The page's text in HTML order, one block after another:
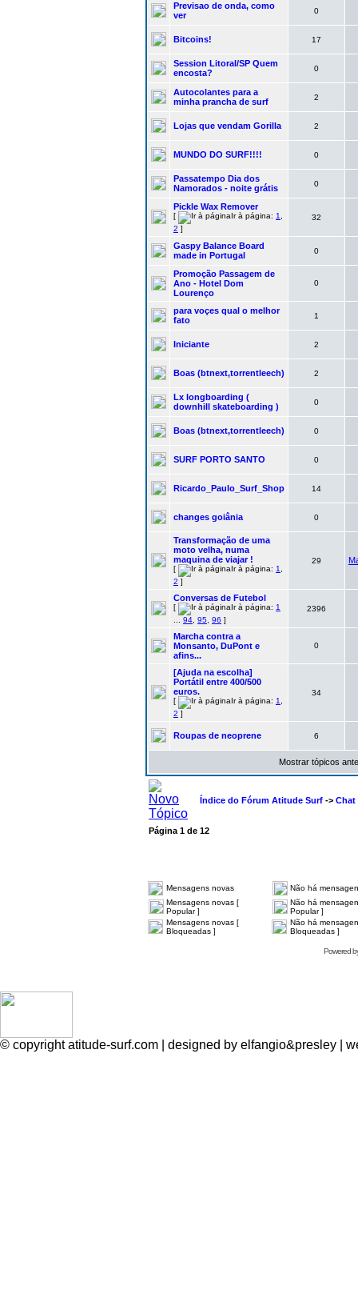
Previsao de onda, como
ver
0
Bitcoins! 17
Session Litoral/SP Quem
encosta?
0
Autocolantes para a
minha prancha de surf
2
Lojas que vendam Gorilla 2
MUNDO DO SURF!!!! 0
Passatempo Dia dos
Namorados - noite grátis
0
Pickle Wax Remover
[ Ir à página: 1
2 ]
32
Gaspy Balance Board
made in Portugal
0
Promoção Passagem de
Ano - Hotel Dom
Lourenço
0
para voçes qual o melhor
fato
1
Iniciante 2
Boas (btnext,torrentleech) 2
Lx longboarding (
downhill skateboarding )
0
Boas (btnext,torrentleech) 0
SURF PORTO SANTO 0
Ricardo_Paulo_Surf_Shop 14
changes goiânia 0
Transformação de uma
moto velha, numa
maquina de viajar !
[ Ir à página: 1
2 ]
29
Conversas de Futebol
[ Ir à página: 1
94 95 96 ]
2396
Marcha contra a
Monsanto, DuPont e
afins...
0
[Ajuda na escolha]
Portátil entre 400/500
euros.
[ Ir à página: 1
2 ]
34
Roupas de neoprene 6
Mostrar tópicos
Índice do Fórum Atitude Surf -> Chat
Página 1 de 12
Mensagens novas
Não há
Mensagens novas [
Popular ]
Não há
Popular ]
Mensagens novas [
Bloqueadas ]
Não há
Bloqueadas ]
Powered
© copyright atitude-surf.com | designed by elfangio&presley |